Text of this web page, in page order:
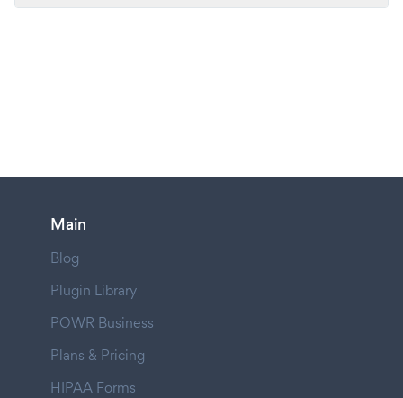
Main
Blog
Plugin Library
POWR Business
Plans & Pricing
HIPAA Forms